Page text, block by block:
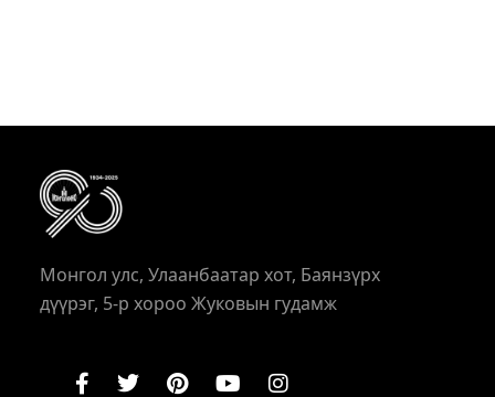
Монгол улс, Улаанбаатар хот, Баянзүрх
дүүрэг, 5-р хороо Жуковын гудамж